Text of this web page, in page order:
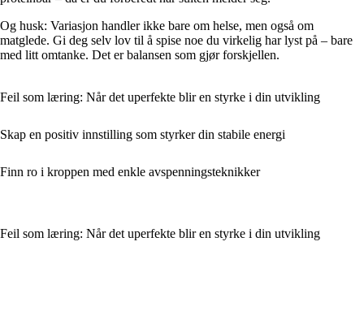
Og husk: Variasjon handler ikke bare om helse, men også om
matglede. Gi deg selv lov til å spise noe du virkelig har lyst på – bare
med litt omtanke. Det er balansen som gjør forskjellen.
Feil som læring: Når det uperfekte blir en styrke i din utvikling
Skap en positiv innstilling som styrker din stabile energi
Finn ro i kroppen med enkle avspenningsteknikker
Feil som læring: Når det uperfekte blir en styrke i din utvikling